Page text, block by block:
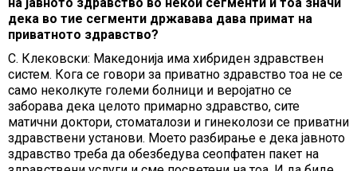
дека во тие сегменти државава дава примат на
приватното здравство?
С. Клековски: Македонија има хибриден здравствен
систем. Кога се говори за приватно здравство тоа не се
само неколкуте големи болници и веројатно се
заборава дека целото примарно здравство, сите
матични доктори, стоматалози и гинеколози се приватни
здравствени установи. Моето разбирање е дека јавното
здравство треба да обезбедува сеопфатен пакет на